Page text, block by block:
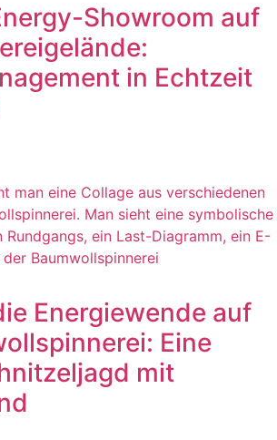
Showroom auf
in Echtzeit
Energiewende auf
Eine
mit